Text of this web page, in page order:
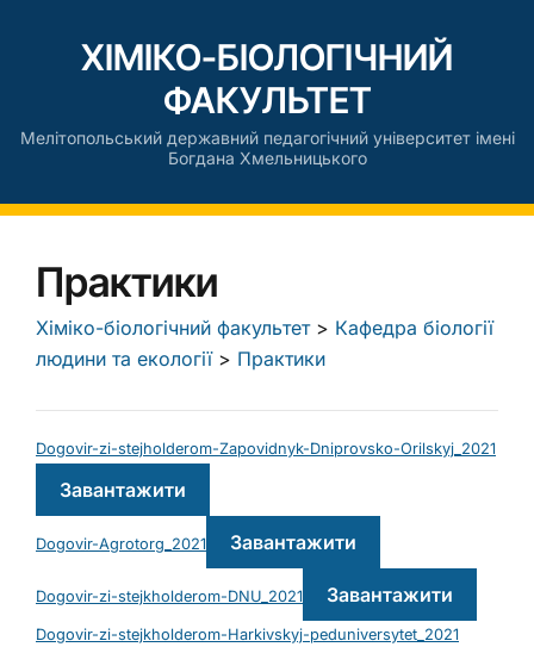
ХІМІКО-БІОЛОГІЧНИЙ
ФАКУЛЬТЕТ
Мелітопольський державний педагогічний університет імені
Богдана Хмельницького
Практики
Хіміко-біологічний факультет> Кафедра біології
людини та екології> Практики
Dogovir-zi-stejholderom-Zapovidnyk-Dniprovsko-Orilskyj_2021
Завантажити
Dogovir-Agrotorg_2021 Завантажити
Dogovir-zi-stejkholderom-DNU_2021 Завантажити
Dogovir-zi-stejkholderom-Harkivskyj-peduniversytet_2021